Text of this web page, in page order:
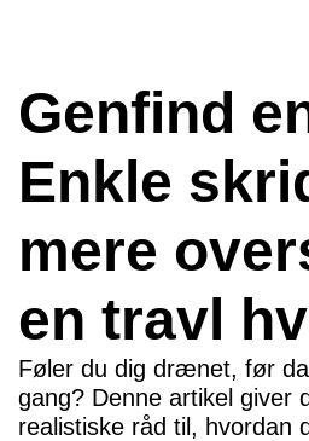
Genfind
Enkle
mere
en travl
Føler du dig drænet, før
gang? Denne artikel giver
realistiske råd til, hvordan